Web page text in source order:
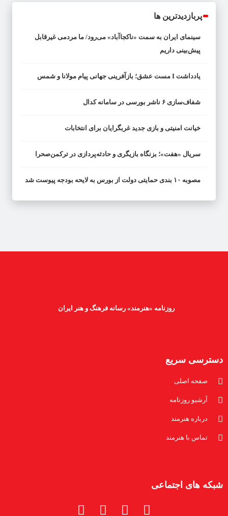
پربازدیدترین ها
سینمای ایران به سمت «ناکجاآباد» می‌رود/ ما مردمی غیرقابل
پیش‌بینی داریم
یادداشت I مست عشق؛ بازآفرینی جهانی پیام مولانا و شمس
شفاف‌سازی ۶ ناشر بورسی در سامانه کدال
خیانت امنیتی و بازی جدید غربگرایان برای انتخابات
سریال «هفت»؛ بزنگاه بازیگری و حادثه‌پردازی در ترکمن‌صحرا
مصوبه ۱۰ بندی حمایتی دولت از بورس به لایحه بودجه پیوست شد
روزنامه «هنرمند» رسانه فرهنگ و هنر ایران
دسترسی سریع
صفحه اصلی
آرشیو روزنامه
درباره هنرمند
تماس با هنرمند
شبکه های اجتماعی